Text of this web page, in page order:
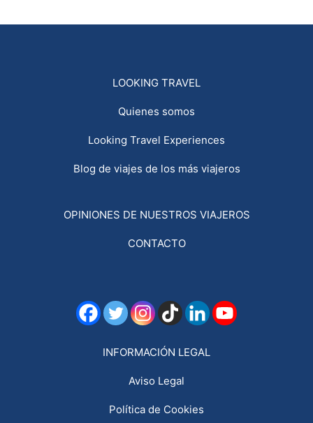
LOOKING TRAVEL
Quienes somos
Looking Travel Experiences
Blog de viajes de los más viajeros
OPINIONES DE NUESTROS VIAJEROS
CONTACTO
INFORMACIÓN LEGAL
Aviso Legal
Política de Cookies